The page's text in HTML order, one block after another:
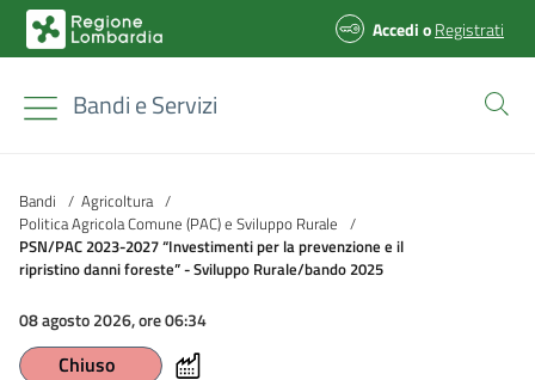
AccedioRegistrati
Bandi e Servizi
Bandi / Agricoltura /
Politica Agricola Comune (PAC) e Sviluppo Rurale /
PSN/PAC 2023-2027 “Investimenti per la prevenzione e il
ripristino danni foreste” - Sviluppo Rurale/bando 2025
08 agosto 2026, ore 06:34
Chiuso